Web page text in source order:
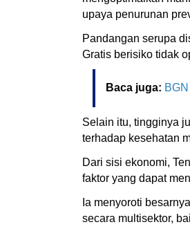
upaya penurunan
Pandangan serupa
Gratis berisiko tidak
Baca juga:
Selain itu, tingginya
terhadap kesehatan
Dari sisi ekonomi,
faktor yang dapat
Ia menyoroti
secara multisektor,